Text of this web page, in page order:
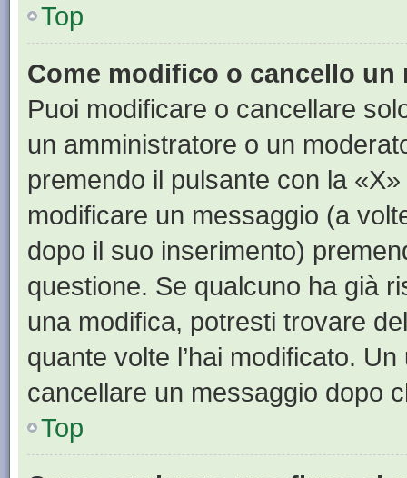
Top
Come modifico o cancello un
Puoi modificare o cancellare
un amministratore o un
premendo il pulsante con la
modificare un messaggio (a
dopo il suo inserimento)
questione. Se qualcuno ha già
una modifica, potresti trovare
quante volte l’hai modificato.
cancellare un messaggio dopo
Top